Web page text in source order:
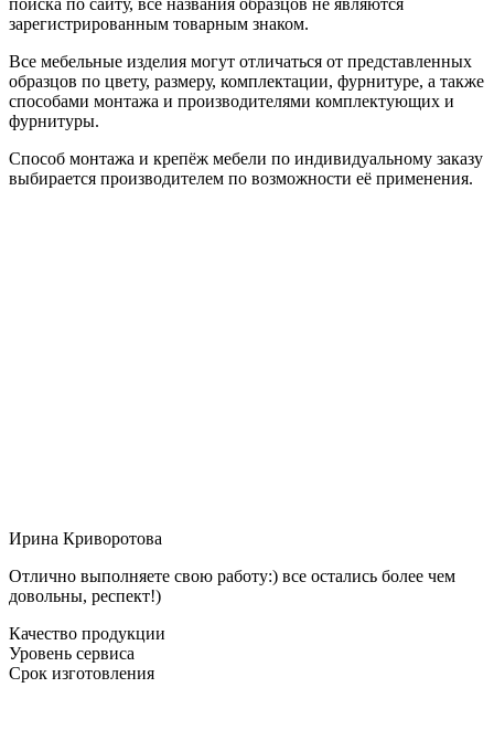
зарегистрированным товарным знаком.
Все мебельные изделия могут отличаться от представленных
образцов по цвету, размеру, комплектации, фурнитуре, а также
способами монтажа и производителями комплектующих и
фурнитуры.
Способ монтажа и крепёж мебели по индивидуальному заказу
выбирается производителем по возможности её применения.
Ирина Криворотова
Отлично выполняете свою работу:) все остались более чем
довольны, респект!)
Качество продукции
Уровень сервиса
Срок изготовления